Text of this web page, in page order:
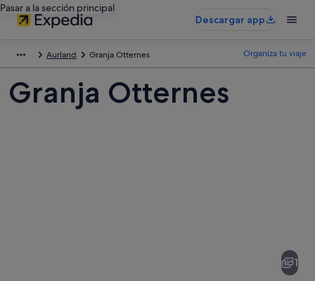
Pasar a la sección principal
Descargar app
Aurland Granja Otternes Organiza tu viaje
Granja Otternes
1